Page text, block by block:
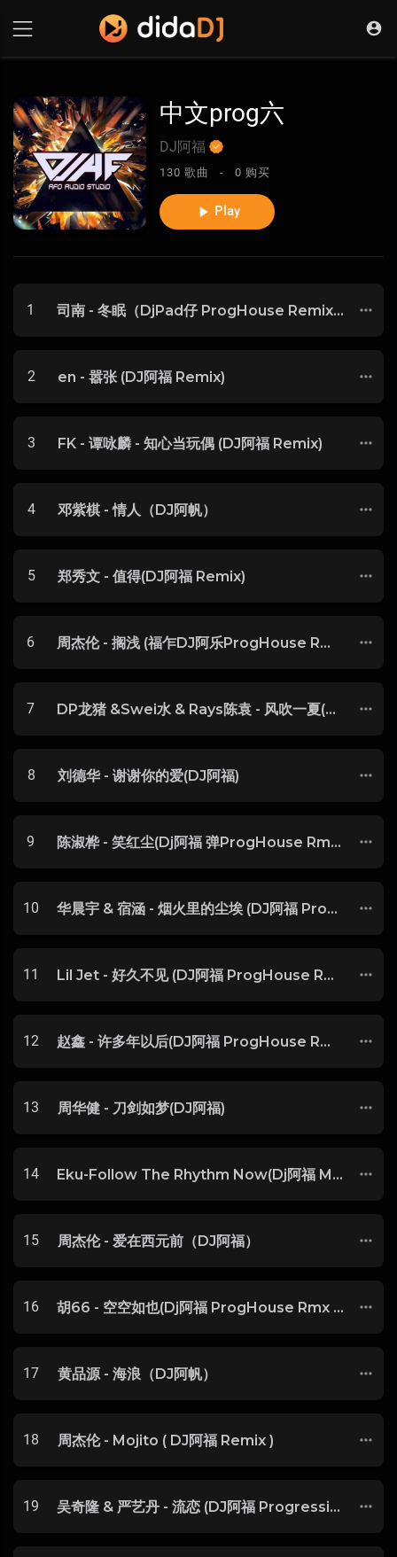
中文prog六
DJ阿福
130 歌曲 - 0 购买
Play
1 司南 - 冬眠（DjPad仔 ProgHouse Remix 2020 私房）
2 en - 嚣张 (DJ阿福 Remix)
3 FK - 谭咏麟 - 知心当玩偶 (DJ阿福 Remix)
4 邓紫棋 - 情人（DJ阿帆）
5 郑秀文 - 值得(DJ阿福 Remix)
6 周杰伦 - 搁浅 (福乍DJ阿乐ProgHouse Rmx 2022)
7 DP龙猪 &Swei水 & Rays陈袁 - 风吹一夏(Dj阿福 ProgHouse Mix国语男)
8 刘德华 - 谢谢你的爱(DJ阿福)
9 陈淑桦 - 笑红尘(Dj阿福 弹ProgHouse Rmx 2018)
10 华晨宇 & 宿涵 - 烟火里的尘埃 (DJ阿福 ProgHouse Rmx 2024)
11 Lil Jet - 好久不见 (DJ阿福 ProgHouse Rmx 2022)
12 赵鑫 - 许多年以后(DJ阿福 ProgHouse Rmx 2019)
13 周华健 - 刀剑如梦(DJ阿福)
14 Eku-Follow The Rhythm Now(Dj阿福 Mix)
15 周杰伦 - 爱在西元前（DJ阿福）
16 胡66 - 空空如也(Dj阿福 ProgHouse Rmx 2018)
17 黄品源 - 海浪（DJ阿帆）
18 周杰伦 - Mojito ( DJ阿福 Remix )
19 吴奇隆 & 严艺丹 - 流恋 (DJ阿福 Progressive House Remix)